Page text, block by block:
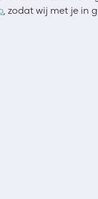
, zodat wij met je in